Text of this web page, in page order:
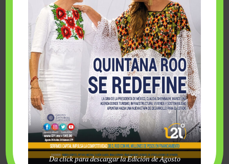
Fairmont Mayakoba y Make-A-Wish México unieron
esfuerzos para hacer realidad el deseo de una …
Da click para descargar la Edición de Agosto